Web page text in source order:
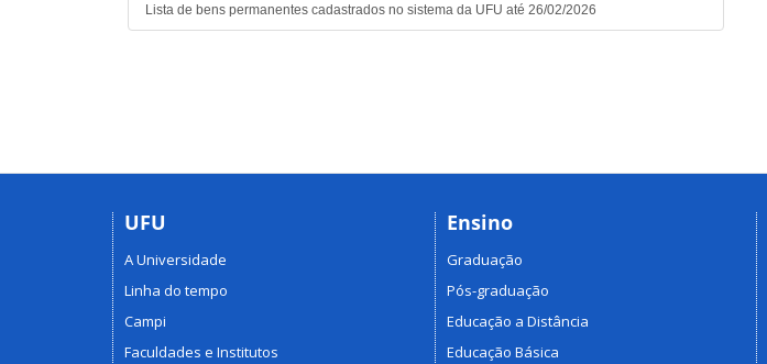
Lista de bens permanentes cadastrados no sistema da UFU até 26/02/2026
UFU
A Universidade
Linha do tempo
Campi
Faculdades e Institutos
Ensino
Graduação
Pós-graduação
Educação a Distância
Educação Básica